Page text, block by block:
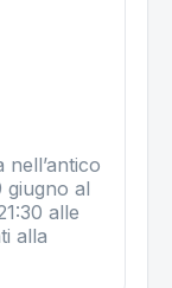
nell’antico
giugno al
alle
alla